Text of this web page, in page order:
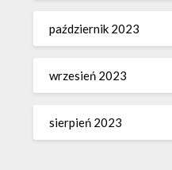
październik 2023
wrzesień 2023
sierpień 2023